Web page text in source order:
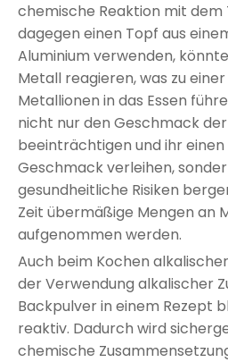
chemische Reaktion mit dem
dagegen einen Topf aus
Aluminium verwenden,
Metall reagieren, was zu
Metallionen in das Essen
nicht nur den Geschmack
beeinträchtigen und ihr
Geschmack verleihen,
gesundheitliche Risiken
Zeit übermäßige Mengen an
aufgenommen werden.
Auch beim Kochen
der Verwendung alkalischer
Backpulver in einem Rezept
reaktiv. Dadurch wird
chemische